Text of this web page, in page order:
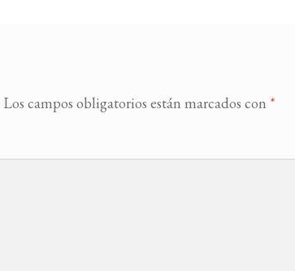
Los campos obligatorios están marcados con *